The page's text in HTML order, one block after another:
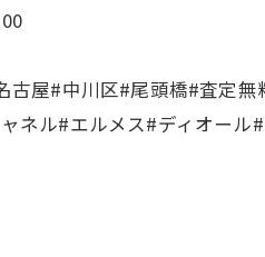
古屋#中川区#尾頭橋#査定
ネル#エルメス#ディオー